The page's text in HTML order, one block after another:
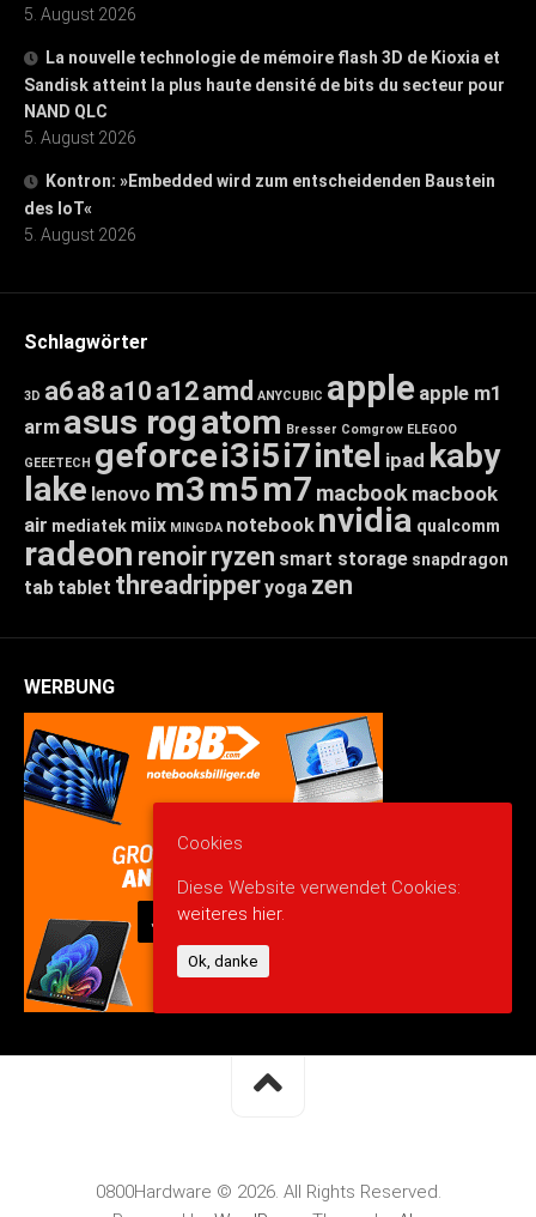
5. August 2026
La nouvelle technologie de mémoire flash 3D de Kioxia et
Sandisk atteint la plus haute densité de bits du secteur pour
NAND QLC
5. August 2026
Kontron: »Embedded wird zum entscheidenden Baustein
des IoT«
5. August 2026
Schlagwörter
3D a6a8 a10 a12amd ANYCUBIC apple apple m1
arm asus rogatom Bresser Comgrow ELEGOO
GEEETECH geforcei3i5i7intel ipad kaby
lake lenovo m3m5m7 macbook macbook
air mediatek miix MINGDA notebook nvidia qualcomm
radeon renoirryzen smart storage snapdragon
tab tablet threadripperyoga zen
WERBUNG
0800Hardware © 2026. All Rights Reserved.
Cookies
Diese Website verwendet Cookies:
weiteres hier.
Ok, danke